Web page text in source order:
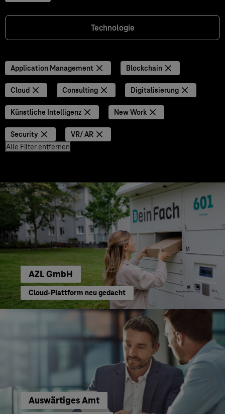
Technologie
Application Management Blockchain
Cloud Consulting Digitalisierung
Künstliche Intelligenz New Work
Security
VR/ AR
Alle Filter entfernen
AZL GmbH
Cloud-Plattform neu gedacht
Auswärtiges Amt